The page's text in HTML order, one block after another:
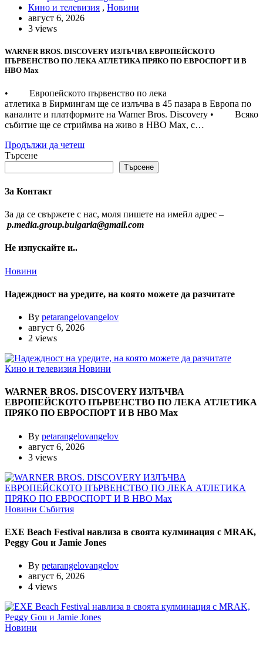
Кино и телевизия , Новини
август 6, 2026
3 views
WARNER BROS. DISCOVERY ИЗЛЪЧВА ЕВРОПЕЙСКОТО
ПЪРВЕНСТВО ПО ЛЕКА АТЛЕТИКА ПРЯКО ПО ЕВРОСПОРТ И В
НВО Мах
• Европейското първенство по лека
атлетика в Бирмингам ще се излъчва в 45 пазара в Европа по
каналите и платформите на Warner Bros. Discovery • Всяко
събитие ще се стриймва на живо в HBO Max, с…
Продължи да четеш
Търсене
Търсене
За Контакт
За да се свържете с нас, моля пишете на имейл адрес –
p.media.group.bulgaria@gmail.com
Не изпускайте и..
Новини
Надеждност на уредите, на която можете да разчитате
By petarangelovangelov
август 6, 2026
2 views
Кино и телевизия Новини
WARNER BROS. DISCOVERY ИЗЛЪЧВА
ЕВРОПЕЙСКОТО ПЪРВЕНСТВО ПО ЛЕКА АТЛЕТИКА
ПРЯКО ПО ЕВРОСПОРТ И В НВО Мах
By petarangelovangelov
август 6, 2026
3 views
Новини Събития
EXE Beach Festival навлиза в своята кулминация с MRAK,
Peggy Gou и Jamie Jones
By petarangelovangelov
август 6, 2026
4 views
Новини